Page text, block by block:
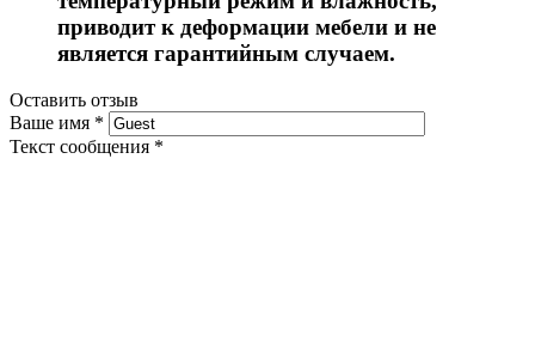
приводит к деформации мебели и не
является гарантийным случаем.
Оставить отзыв
Ваше имя *
Текст сообщения *